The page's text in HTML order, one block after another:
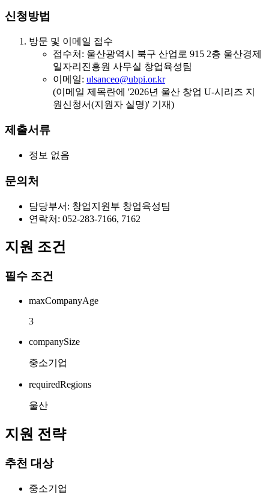
신청방법
방문 및 이메일 접수
접수처: 울산광역시 북구 산업로 915 2층 울산경제
일자리진흥원 사무실 창업육성팀
이메일: ulsanceo@ubpi.or.kr
(이메일 제목란에 '2026년 울산 창업 U-시리즈 지
원신청서(지원자 실명)' 기재)
제출서류
정보 없음
문의처
담당부서: 창업지원부 창업육성팀
연락처: 052-283-7166, 7162
지원 조건
필수 조건
maxCompanyAge
3
companySize
중소기업
requiredRegions
울산
지원 전략
추천 대상
중소기업